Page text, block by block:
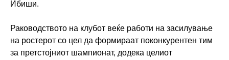
Ибиши.
Раководството на клубот веќе работи на засилување
на ростерот со цел да формираат поконкурентен тим
за претстојниот шампионат, додека целиот